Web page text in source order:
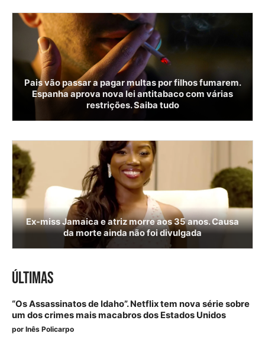
Pais vão passar a pagar multas por filhos fumarem.
Espanha aprova nova lei antitabaco com várias
restrições. Saiba tudo
Ex-miss Jamaica e atriz morre aos 35 anos. Causa
da morte ainda não foi divulgada
ÚLTIMAS
“Os Assassinatos de Idaho”. Netflix tem nova série sobre
um dos crimes mais macabros dos Estados Unidos
por Inês Policarpo